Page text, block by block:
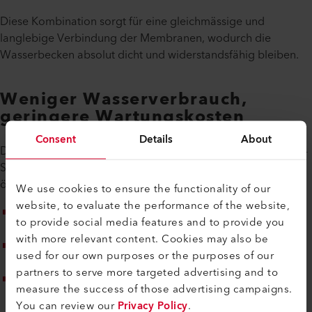
Consent Details About
We use cookies to ensure the functionality of our
website, to evaluate the performance of the website,
to provide social media features and to provide you
with more relevant content. Cookies may also be
used for our own purposes or the purposes of our
partners to serve more targeted advertising and to
measure the success of those advertising campaigns.
You can review ourPrivacy Policy.
Diese Kombination sorgt für eine gleichmässige und
langlebige Verbindung der Membranen, wodurch die
Wasserbecken absolut dicht und widerstandsfähig bleiben.
Weniger Wasserverbrauch,
geringere Wartungskosten
Der Einsatz von HDPE-Membranen in Verbindung mit Leister-
Schweissgeräten bringt sowohl wirtschaftliche als auch
ökologische Vorteile.
Reduzierte Leckagen: Weniger Wasserverlust bedeutet
geringeren Verbrauch und niedrigere Kosten.
Minimale Wartung: Die widerstandsfähigen
Schweissnähte verringern den Reparaturaufwand.
Optimierte Umweltbilanz: Durch die effiziente Nutzung
von Wasser- und Ressourcen trägt die Farm aktiv zum